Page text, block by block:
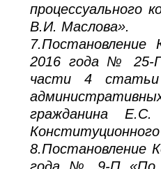
процессуального
В.И. Маслова».
2016 года № 25-П
части 4 статьи
гражданина
8.Постановление